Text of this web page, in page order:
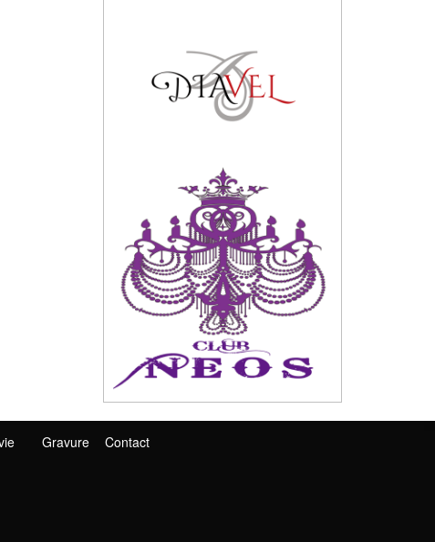
Gravure Contact